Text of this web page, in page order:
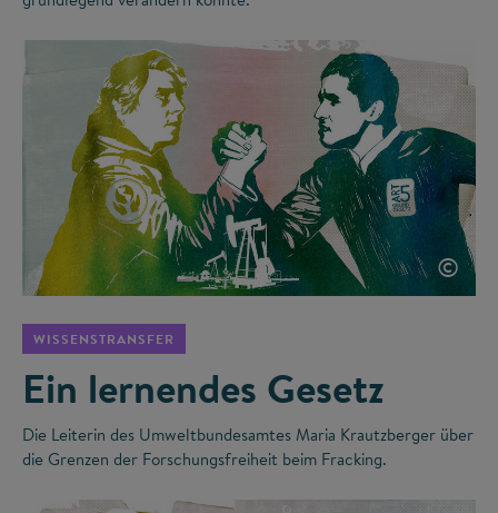
©
WISSENSTRANSFER
Ein lernendes Gesetz
Die Leiterin des Umweltbundesamtes Maria Krautzberger über
die Grenzen der Forschungsfreiheit beim Fracking.